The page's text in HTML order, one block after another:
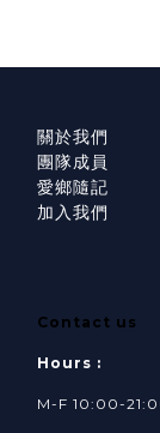
關於我們
團隊成員
愛鄉隨記
加入我們
Contact us
Hours :
M-F 10:00-